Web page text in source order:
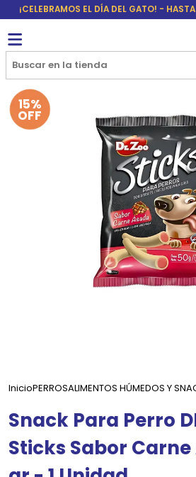
¡CELEBRAMOS EL DÍA DEL GATO! -
15%
OFF
InicioPERROSALIMENTOS HÚMEDOS Y
Snack Para Perro
Sticks Sabor